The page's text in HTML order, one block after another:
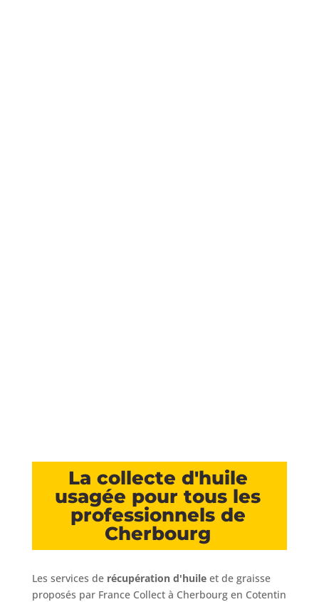
La collecte d'huile
usagée pour tous les
professionnels de
Cherbourg
Les services de récupération d'huileet de graisse
proposés par France Collect à Cherbourg en Cotentin